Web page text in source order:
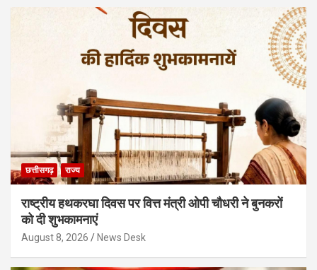
छत्तीसगढ़ राज्य
राष्ट्रीय हथकरघा दिवस पर वित्त मंत्री ओपी चौधरी ने बुनकरों
को दी शुभकामनाएं
August 8, 2026 News Desk